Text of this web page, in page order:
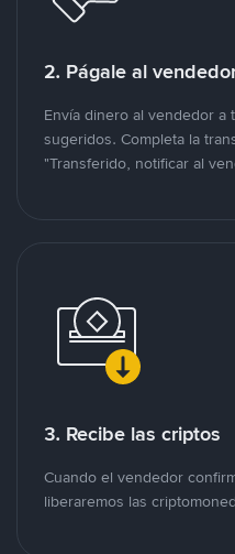
2. Págale al
Envía dinero al vendedor
sugeridos. Completa la
"Transferido, notificar al
3. Recibe las criptos
Cuando el vendedor
liberaremos las